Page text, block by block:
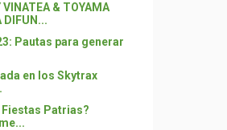
VINATEA & TOYAMA
DIFUN...
Pautas para generar
en los Skytrax
Fiestas Patrias?